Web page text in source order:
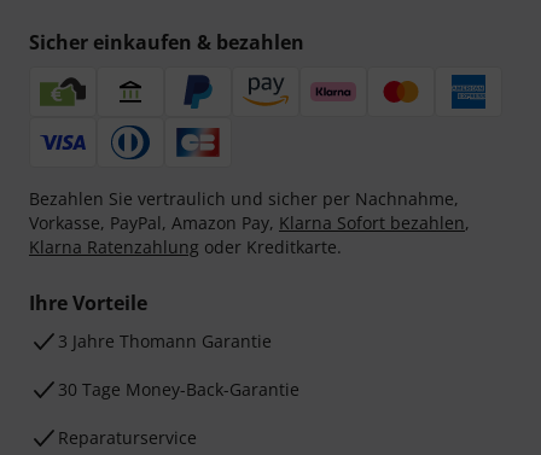
Sicher einkaufen & bezahlen
Bezahlen Sie vertraulich und sicher per Nachnahme,
Vorkasse, PayPal, Amazon Pay, Klarna Sofort bezahlen,
Klarna Ratenzahlung oder Kreditkarte.
Ihre Vorteile
3 Jahre Thomann Garantie
30 Tage Money-Back-Garantie
Reparaturservice